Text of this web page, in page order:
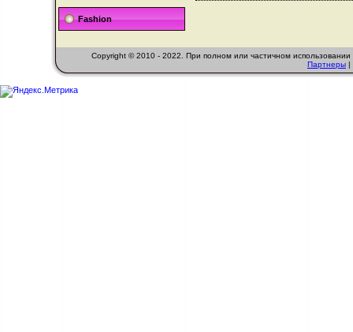
Fashion
Copyright © 2010 - 2022. При полном или частичном
Партнеры |